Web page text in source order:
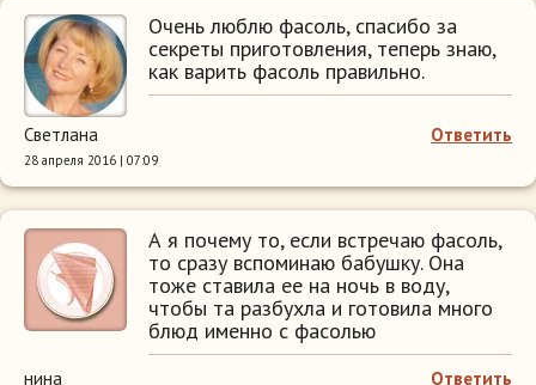
Очень люблю фасоль, спасибо за
секреты приготовления, теперь знаю,
как варить фасоль правильно.
Ответить
Светлана
28 апреля 2016 | 07:09
А я почему то, если встречаю фасоль,
то сразу вспоминаю бабушку. Она
тоже ставила ее на ночь в воду,
чтобы та разбухла и готовила много
блюд именно с фасолью
Ответить
нина